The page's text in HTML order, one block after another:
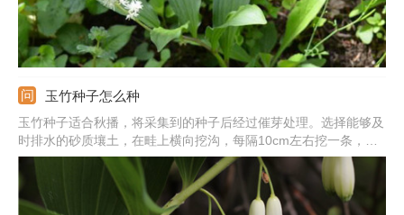
玉竹种子怎么种
玉竹种子适合秋播，将采集到的种子后经过催芽处理。选择能够及
时排水的砂质壤土，在畦上横向挖沟，每隔10cm左右挖一条，深
度约3cm。然后将种子均匀的播撒于沟内，不能太紧凑，每平方米
约播撒干种子10~12克。之后用土将种子盖至与畦面齐平。再在土
面上覆盖上一层草或者树叶保暖保湿。